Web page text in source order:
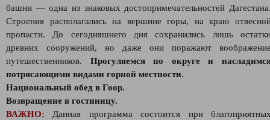
башни — одна из знаковых достопримечательностей
Строения располагались на вершине горы, на краю
пропасти. До сегодняшнего дня сохранились лишь
древних сооружений, но даже они поражают
путешественников. Прогуляемся по округе и
потрясающими видами горной местности.
Национальный обед в Гоор.
Возвращение в гостиницу.
ВАЖНО: Данная программа состоится при